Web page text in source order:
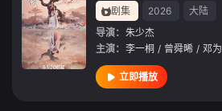
剧集 2026
大陆
导演： 朱少杰
主演： 李一桐 / 曾舜晞 / 邓为
立即播放